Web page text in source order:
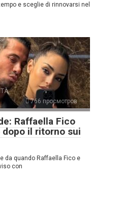
e sceglie di rinnovarsi nel
766 просмотров
Raffaella Fico
il ritorno sui
da quando Raffaella Fico e
con